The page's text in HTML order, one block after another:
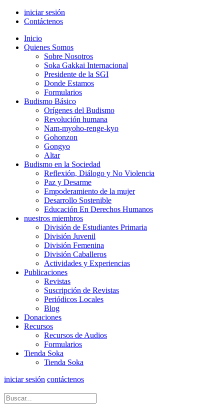
iniciar sesión
Contáctenos
Inicio
Quienes Somos
Sobre Nosotros
Soka Gakkai Internacional
Presidente de la SGI
Donde Estamos
Formularios
Budismo Básico
Orígenes del Budismo
Revolución humana
Nam-myoho-renge-kyo
Gohonzon
Gongyo
Altar
Budismo en la Sociedad
Reflexión, Diálogo y No Violencia
Paz y Desarme
Empoderamiento de la mujer
Desarrollo Sostenible
Educación En Derechos Humanos
nuestros miembros
División de Estudiantes Primaria
División Juvenil
División Femenina
División Caballeros
Actividades y Experiencias
Publicaciones
Revistas
Suscripción de Revistas
Periódicos Locales
Blog
Donaciones
Recursos
Recursos de Audios
Formularios
Tienda Soka
Tienda Soka
iniciar sesión contáctenos